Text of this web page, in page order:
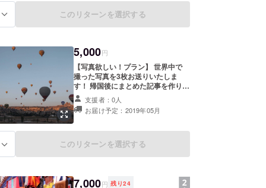
士が新たな関係を築けるような場に
もしたいと思います。お一人様から
このリターンを選択する
5,000円
【写真欲しい！プラン】 世界中で
撮った写真を3枚お送りいたしま
す！ 帰国後にまとめた記事を作りま
すので、その中からお好きなものを
お選びいただけます。 ・Facebook
非公開グループご招待！ ・お礼の
支援者：0人
お届け予定：2019年05月
このリターンを選択する
7,000円 残り24